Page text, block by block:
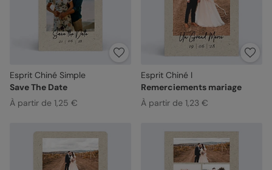
Esprit Chiné Simple
Save The Date
À partir de 1,25 €
Esprit Chiné I
Remerciements mariage
À partir de 1,23 €